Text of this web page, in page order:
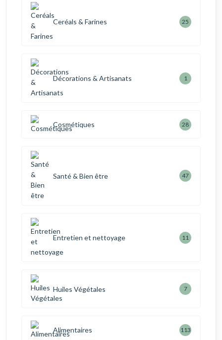
Ceréals & Farines 25
Décorations & Artisanats 1
Cosmétiques 28
Santé & Bien être 47
Entretien et nettoyage 11
Huiles Végétales 7
Alimentaires 113